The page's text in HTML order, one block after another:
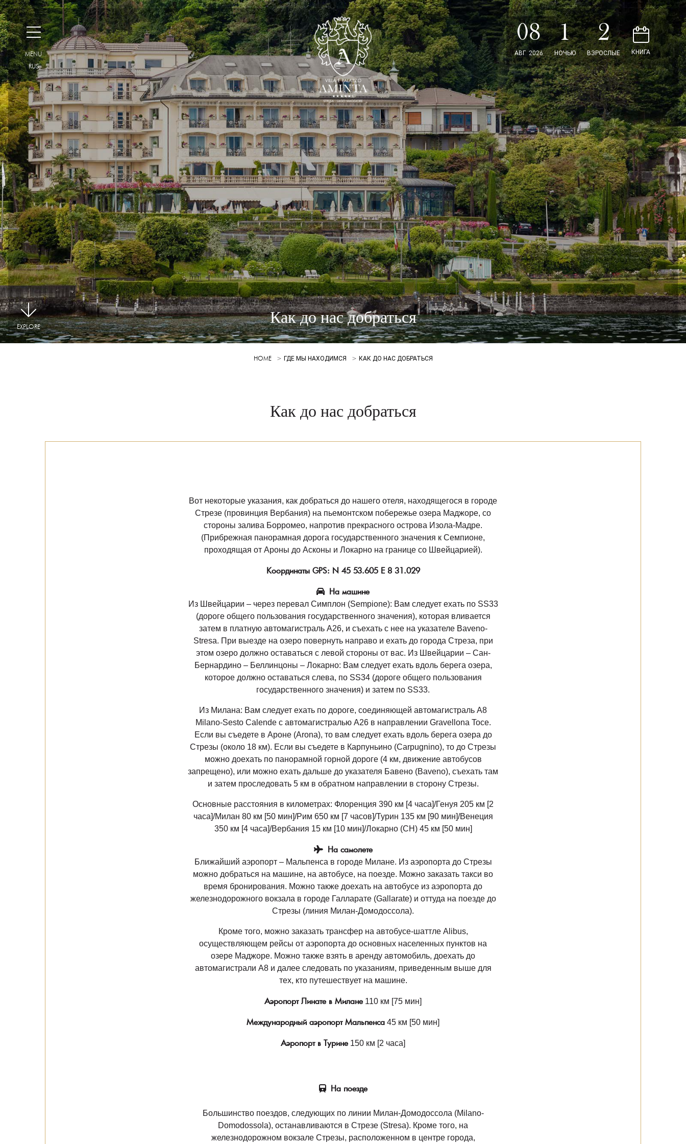
H
MENU
RUS
08
АВГ 2026
1
НОЧЬЮ
2
ВЗРОСЛЫЕ
D
КНИГА
Как до нас добраться
|
EXPLORE
HOME ГДЕ МЫ НАХОДИМСЯ КАК ДО НАС ДОБРАТЬСЯ
Как до нас добраться
Вот некоторые указания, как добраться до нашего отеля, находящегося в городе
Стрезе (провинция Вербания) на пьемонтском побережье озера Маджоре, со
стороны залива Борромео, напротив прекрасного острова Изола-Мадре.
(Прибрежная панорамная дорога государственного значения к Семпионе,
проходящая от Ароны до Асконы и Локарно на границе со Швейцарией).
Координаты GPS: N 45 53.605 E 8 31.029
На машине
Из Швейцарии – через перевал Симплон (Sempione): Вам следует ехать по SS33
(дороге общего пользования государственного значения), которая вливается
затем в платную автомагистраль A26, и съехать с нее на указателе Baveno-
Stresa. При выезде на озеро повернуть направо и ехать до города Стреза, при
этом озеро должно оставаться с левой стороны от вас. Из Швейцарии – Сан-
Бернардино – Беллинцоны – Локарно: Вам следует ехать вдоль берега озера,
которое должно оставаться слева, по SS34 (дороге общего пользования
государственного значения) и затем по SS33.
Из Милана: Вам следует ехать по дороге, соединяющей автомагистраль A8
Milano-Sesto Calende с автомагистралью A26 в направлении Gravellona Toce.
Если вы съедете в Ароне (Arona), то вам следует ехать вдоль берега озера до
Стрезы (около 18 км). Если вы съедете в Карпуньино (Carpugnino), то до Стрезы
можно доехать по панорамной горной дороге (4 км, движение автобусов
запрещено), или можно ехать дальше до указателя Бавено (Baveno), съехать там
и затем проследовать 5 км в обратном направлении в сторону Стрезы.
Основные расстояния в километрах: Флоренция 390 км [4 часа]/Генуя 205 км [2
часа]/Милан 80 км [50 мин]/Рим 650 км [7 часов]/Турин 135 км [90 мин]/Венеция
350 км [4 часа]/Вербания 15 км [10 мин]/Локарно (CH) 45 км [50 мин]
На самолете
Ближайший аэропорт – Мальпенса в городе Милане. Из аэропорта до Стрезы
можно добраться на машине, на автобусе, на поезде. Можно заказать такси во
время бронирования. Можно также доехать на автобусе из аэропорта до
железнодорожного вокзала в городе Галларате (Gallarate) и оттуда на поезде до
Стрезы (линия Милан-Домодоссола).
Кроме того, можно заказать трансфер на автобусе-шаттле Alibus,
осуществляющем рейсы от аэропорта до основных населенных пунктов на
озере Маджоре. Можно также взять в аренду автомобиль, доехать до
автомагистрали A8 и далее следовать по указаниям, приведенным выше для
тех, кто путешествует на машине.
Аэропорт Линате в Милане110 км [75 мин]
Международный аэропорт Мальпенса 45 км [50 мин]
Аэропорт в Турине150 км [2 часа]
На поезде
Большинство поездов, следующих по линии Милан-Домодоссола (Milano-
Domodossola), останавливаются в Стрезе (Stresa). Кроме того, на
железнодорожном вокзале Стрезы, расположенном в центре города,